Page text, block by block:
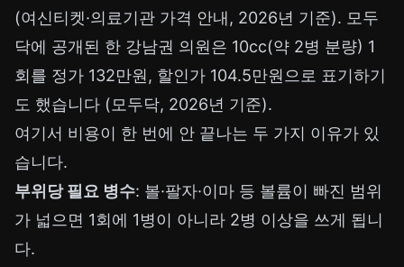
(여신티켓·의료기관 가격 안내, 2026년 기준). 모두
닥에 공개된 한 강남권 의원은 10cc(약 2병 분량) 1
회를 정가 132만원, 할인가 104.5만원으로 표기하기
도 했습니다 (모두닥, 2026년 기준).
여기서 비용이 한 번에 안 끝나는 두 가지 이유가 있
습니다.
부위당 필요 병수: 볼·팔자·이마 등 볼륨이 빠진 범위
가 넓으면 1회에 1병이 아니라 2병 이상을 쓰게 됩니
다.